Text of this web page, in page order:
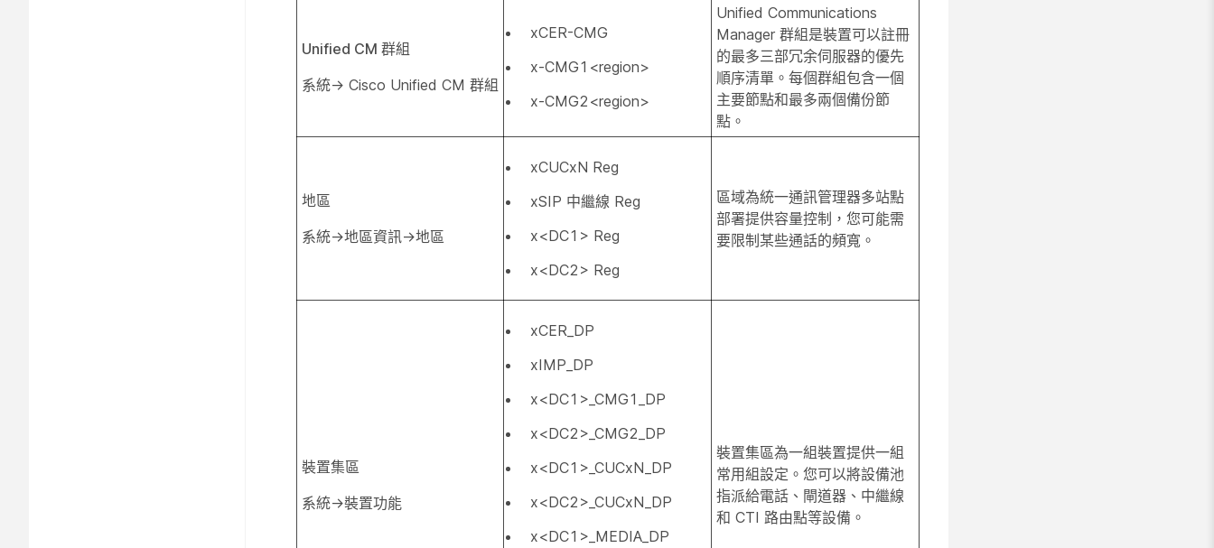
Unified CM 群組
系統→ Cisco Unified CM 群組
xCER-CMG
x-CMG1<region>
x-CMG2<region>
Unified Communications
Manager 群組是裝置可以註冊
的最多三部冗余伺服器的優先
順序清單。每個群組包含一個
主要節點和最多兩個備份節
點。
地區
系統→地區資訊→地區
xCUCxN Reg
xSIP 中繼線 Reg
x<DC1> Reg
x<DC2> Reg
區域為統一通訊管理器多站點
部署提供容量控制，您可能需
要限制某些通話的頻寬。
裝置集區
系統→裝置功能
xCER_DP
xIMP_DP
x<DC1>_CMG1_DP
x<DC2>_CMG2_DP
x<DC1>_CUCxN_DP
x<DC2>_CUCxN_DP
x<DC1>_MEDIA_DP
裝置集區為一組裝置提供一組
常用組設定。您可以將設備池
指派給電話、閘道器、中繼線
和 CTI 路由點等設備。